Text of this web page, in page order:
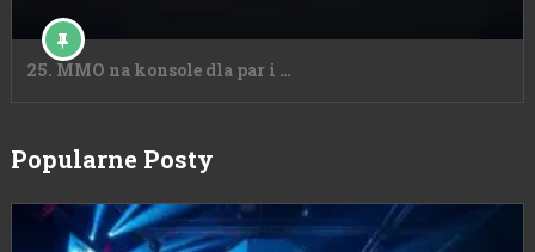
25. MMO na konsole dla par i …
Popularne Posty